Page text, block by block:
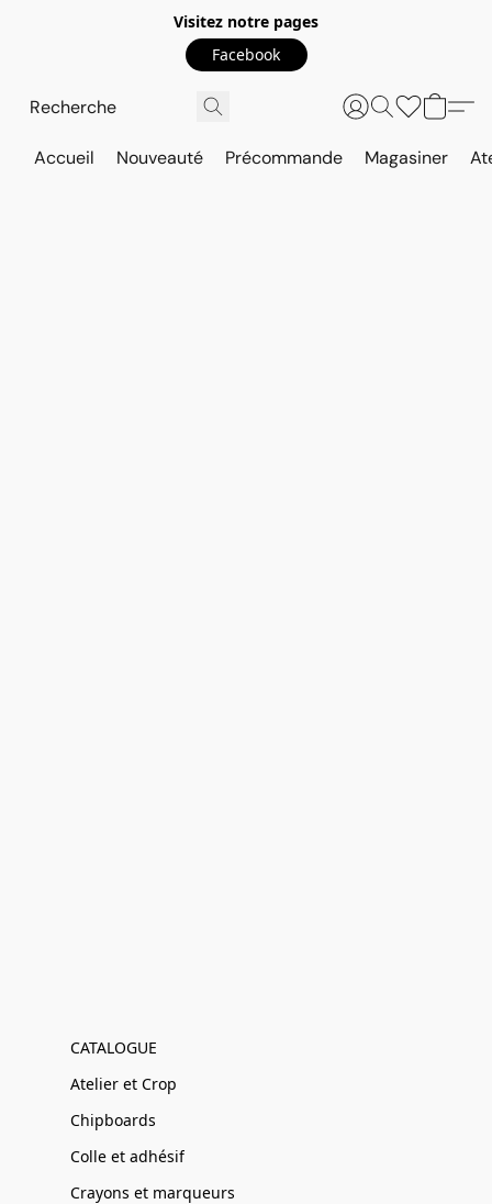
Visitez notre pages
Facebook
Accueil Nouveauté Précommande Magasiner
CATALOGUE
Atelier et Crop
Chipboards
Colle et adhésif
Crayons et marqueurs